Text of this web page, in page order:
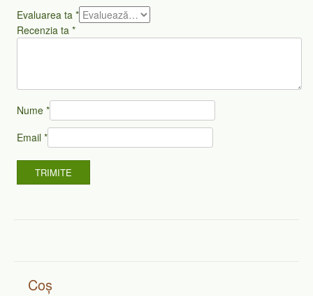
Evaluarea ta*
Recenzia ta*
Nume*
Email*
Coș